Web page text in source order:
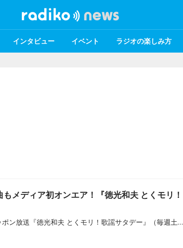
インタビュー イベント ラジオの楽しみ方
メディア初オンエア！『徳光和夫 とくモリ！
徳光和夫がパーソナリティを務めるニッポン放送『徳光和夫 とくモリ！歌謡サタデー』（毎週土曜 5時～）。6月6日（土）の放送に、中森明菜がゲスト出演する。 東京・有楽町のニッポン放送で収録が行われ、徳光が「昔のまんま。初めて会ったときと変わらないね。今日は“明菜ちゃん”でもいい？」と尋ねると、明菜は「はい！そうしてください」と笑顔で返答。徳光は「お目に掛かれてこんな嬉しいことはない」と、久しぶりの再会を喜んだ。 番組の人気コーナー「歌のトップ3」では、今回、明菜が選ぶ「愛しの昭和歌謡」を順不同で...